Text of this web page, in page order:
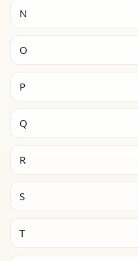
N
O
P
Q
R
S
T